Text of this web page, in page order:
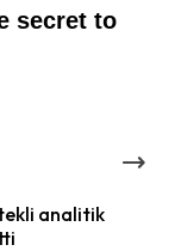
analitik